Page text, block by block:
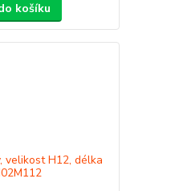
košíku